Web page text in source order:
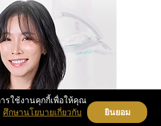
ารใช้งานคุกกี้เพื่อให้คุณ
ศึกษานโยบายเกี่ยวกับ
ยินยอม